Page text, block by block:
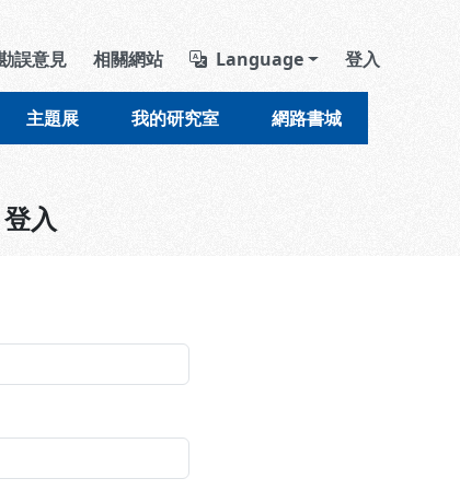
導覽列區塊
誤意見 相關網站 Language 登入
主題展 我的研究室 網路書城
登入